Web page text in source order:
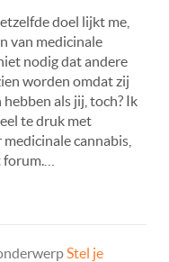
doel lijkt me,
van medicinale
nodig dat andere
worden omdat zij
als jij, toch? Ik
te druk met
cannabis,
Stel je